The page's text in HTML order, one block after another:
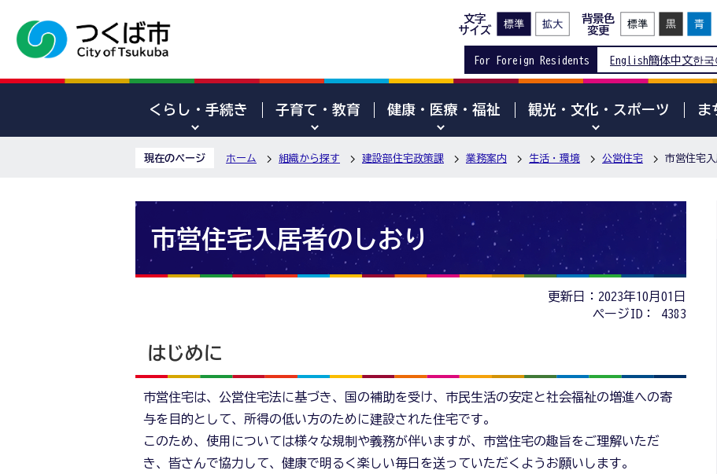
文字
サイズ
背景色
変更
For Foreign Residents English簡体中文한국
くらし・手続き 子育て・教育 健康・医療・福祉 観光・文化・スポーツ ま
現在のページ ホーム 組織から探す 建設部住宅政策課 業務案内 生活・環境 公営住宅 市営住宅
市営住宅入居者のしおり
更新日：2023年10月01日
ページID：
4383
はじめに
市営住宅は、公営住宅法に基づき、国の補助を受け、市民生活の安定と社会福祉の増進への寄
与を目的として、所得の低い方のために建設された住宅です。
このため、使用については様々な規制や義務が伴いますが、市営住宅の趣旨をご理解いただ
き、皆さんで協力して、健康で明るく楽しい毎日を送っていただくようお願いします。